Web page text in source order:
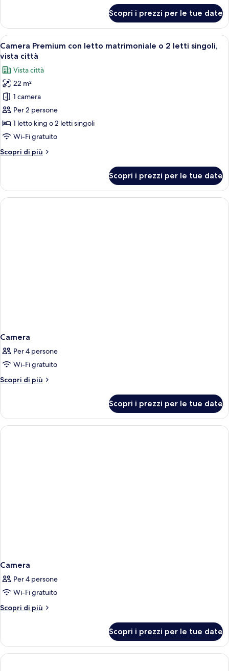
Presidenziale,
balcone,
vista
mare
Scopri i prezzi per le tue date
Apri
tutte
le
foto
per
Camera
Premium
con
letto
o
singoli,
vista
Camera da letto con un letto
6
Camera Premium con letto matrimoniale o 2 letti singoli,
vista città
Vista città
22 m²
1 camera
Per 2 persone
1 letto king o 2 letti singoli
Wi-Fi gratuito
Scopri di più
Altri
Premium
con
letto
Scopri i prezzi per le tue date
Camera
Per 4 persone
Wi-Fi gratuito
Scopri di più
Altri
Scopri i prezzi per le tue date
Camera
Per 4 persone
Wi-Fi gratuito
Scopri di più
Altri
Scopri i prezzi per le tue date